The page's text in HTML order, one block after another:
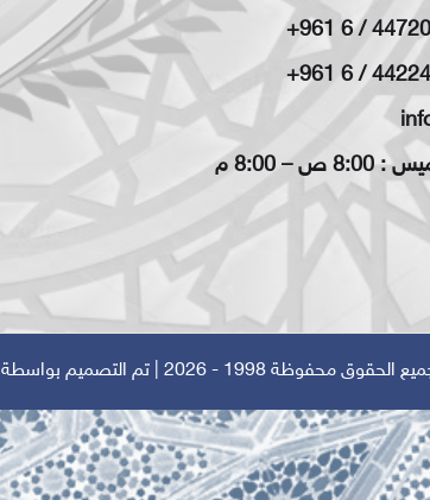
+961 6 /
+961 6 /
ص – 8:00 م
محفوظة 1998 - 2026 | تم التصميم بواسطة